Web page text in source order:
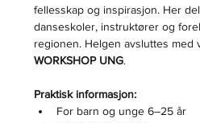
fellesskap og inspirasjon. Her
danseskoler, instruktører og
regionen. Helgen avsluttes med
WORKSHOP UNG.
Praktisk informasjon:
For barn og unge 6–25 år